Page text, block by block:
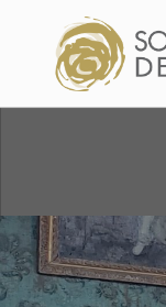
Skip to content